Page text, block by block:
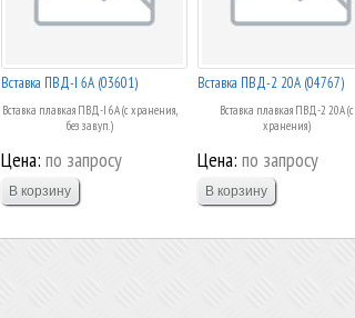
Вставка ПВД-I 6А (03601)
Вставка плавкая ПВД-I 6А (с хранения,
без зав.уп.)
Цена: по запросу
Вставка ПВД-2 20А (04767)
Вставка плавкая ПВД-2 20А (с
хранения)
Цена: по запросу